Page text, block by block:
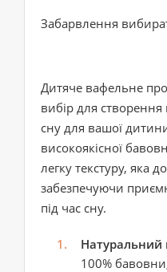
Забарвлення
Дитяче вафельне
вибір для
сну для вашої
високоякісної
легку текстуру, яка
забезпечуючи
під час сну.
Натуральний
100%